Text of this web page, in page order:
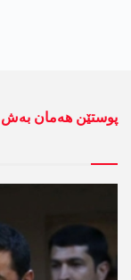
پوستێن ھەمان بەش